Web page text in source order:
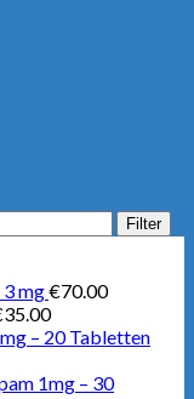
Filter
mg€70.00
35.00
– 20 Tabletten
1mg – 30